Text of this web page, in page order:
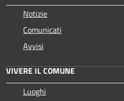
Notizie
Comunicati
Avvisi
VIVERE IL COMUNE
Luoghi